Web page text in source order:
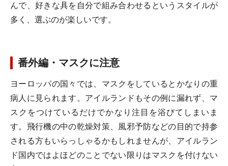
んで、好きな具を自分で組み合わせるというスタイルが
多く、選ぶのが楽しいです。
番外編・マスクに注意
ヨーロッパの国々では、マスクをしているとかなりの重
病人に見られます。アイルランドもその例に漏れず、マ
スクをつけているだけでかなり注目を浴びてしまいま
す。飛行機の中の乾燥対策、風邪予防などの目的で持参
される方もいらっしゃるかもしれませんが、アイルラン
ド国内ではよほどのことでない限りはマスクを付けない